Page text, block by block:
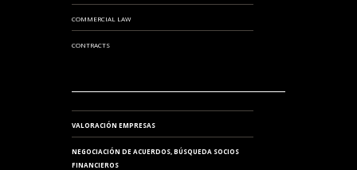
COMMERCIAL LAW
CONTRACTS
VALORACIÓN EMPRESAS
NEGOCIACIÓN DE ACUERDOS, BÚSQUEDA SOCIOS